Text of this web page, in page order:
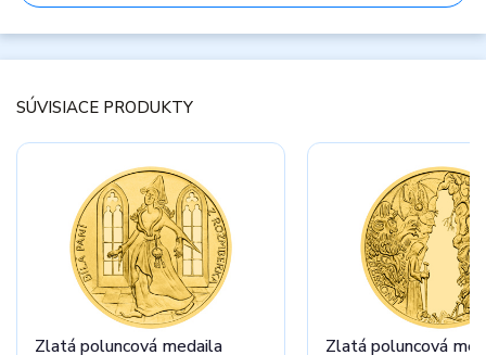
SÚVISIACE PRODUKTY
Zlatá poluncová medaila
Zlatá poluncová